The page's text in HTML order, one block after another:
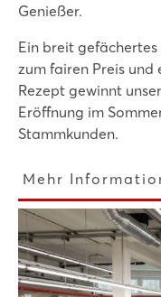
Genießer.
Ein breit
zum fairen Preis
Rezept gewinnt
Eröffnung im
Stammkunden.
Mehr